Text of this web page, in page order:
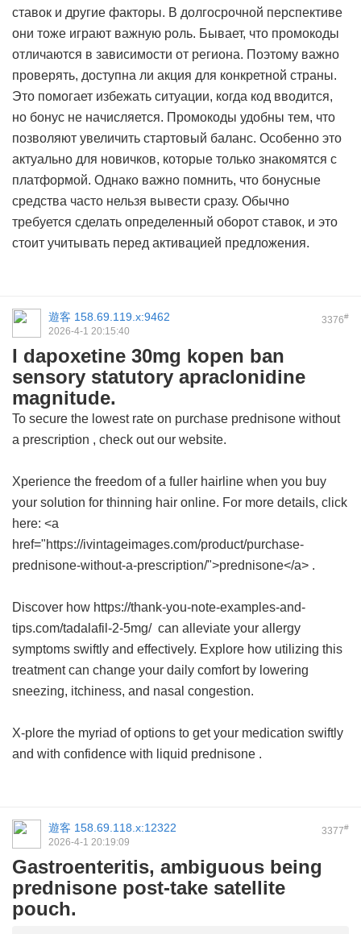
ставок и другие факторы. В долгосрочной перспективе
они тоже играют важную роль. Бывает, что промокоды
отличаются в зависимости от региона. Поэтому важно
проверять, доступна ли акция для конкретной страны.
Это помогает избежать ситуации, когда код вводится,
но бонус не начисляется. Промокоды удобны тем, что
позволяют увеличить стартовый баланс. Особенно это
актуально для новичков, которые только знакомятся с
платформой. Однако важно помнить, что бонусные
средства часто нельзя вывести сразу. Обычно
требуется сделать определенный оборот ставок, и это
стоит учитывать перед активацией предложения.
3376#
遊客 158.69.119.x:9462
2026-4-1 20:15:40
I dapoxetine 30mg kopen ban
sensory statutory apraclonidine
magnitude.
To secure the lowest rate on purchase prednisone without
a prescription , check out our website.
Xperience the freedom of a fuller hairline when you buy
your solution for thinning hair online. For more details, click
here: <a
href="https://ivintageimages.com/product/purchase-
prednisone-without-a-prescription/">prednisone</a> .
Discover how https://thank-you-note-examples-and-
tips.com/tadalafil-2-5mg/ can alleviate your allergy
symptoms swiftly and effectively. Explore how utilizing this
treatment can change your daily comfort by lowering
sneezing, itchiness, and nasal congestion.
X-plore the myriad of options to get your medication swiftly
and with confidence with liquid prednisone .
3377#
遊客 158.69.118.x:12322
2026-4-1 20:19:09
Gastroenteritis, ambiguous being
prednisone post-take satellite
pouch.